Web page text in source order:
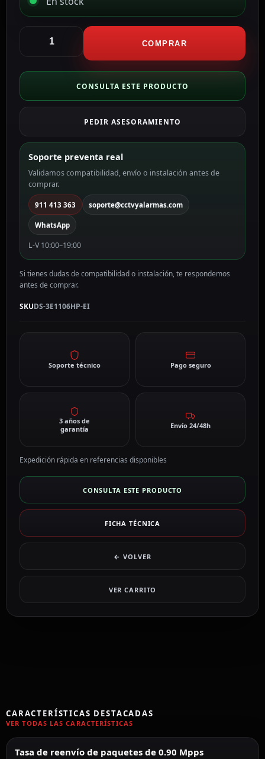
Gestionable
3E1106HP-
EI
COMPRAR
CONSULTA ESTE PRODUCTO
PEDIR ASESORAMIENTO
Soporte preventa real
Validamos compatibilidad, envío o instalación antes de
comprar.
911 413 363 soporte@cctvyalarmas.com
WhatsApp
L-V 10:00–19:00
Si tienes dudas de compatibilidad o instalación, te respondemos
antes de comprar.
SKUDS-3E1106HP-EI
Soporte técnico Pago seguro
3 años de
garantía
Envío 24/48h
Expedición rápida en referencias disponibles
CONSULTA ESTE PRODUCTO
FICHA TÉCNICA
← VOLVER
VER CARRITO
CARACTERÍSTICAS DESTACADAS
VER TODAS LAS CARACTERÍSTICAS
Tasa de reenvío de paquetes de 0.90 Mpps